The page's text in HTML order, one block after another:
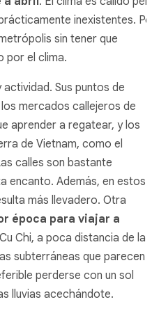
inexistentes.
sin tener que
por el clima.
Sus puntos de
mercados callejeros de
aprender a regatear, y los
de Vietnam, como el
calles son bastante
encanto. Además, en estos
más llevadero. Otra
época para viajar a
Chi, a poca distancia de la
subterráneas que parecen
perderse con un sol
lluvias acechándote.